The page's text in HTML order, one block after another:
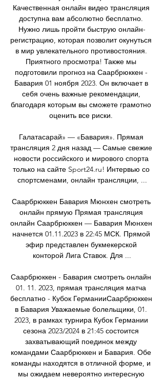
Качественная онлайн видео трансляция
доступна вам абсолютно бесплатно.
Нужно лишь пройти быструю онлайн-
регистрацию, которая позволит окунуться
в мир увлекательного противостояния.
Приятного просмотра! Также мы
подготовили прогноз на Саарбрюккен -
Бавария 01 ноября 2023. Он включает в
себя очень важные рекомендации,
благодаря которым вы сможете грамотно
оценить все риски.
Галатасарай» — «Бавария». Прямая
трансляция 2 дня назад — Самые свежие
новости российского и мирового спорта
только на сайте Sport24.ru! Интервью со
спортсменами, онлайн трансляции, ...
Саарбрюккен Бавария Мюнхен смотреть
онлайн прямую Прямая трансляция
онлайн Саарбрюккен — Бавария Мюнхен
начнется 01.11.2023 в 22:45 МСК. Прямой
эфир представлен букмекерской
конторой Лига Ставок. Для ...
Саарбрюккен - Бавария смотреть онлайн
01. 11. 2023, прямая трансляция матча
бесплатно - Кубок ГерманииСаарбрюккен
в Бавария Уважаемые болельщики, 01.
2023, в рамках турнира Кубок Германии
сезона 2023/2024 в 21:45 состоится
захватывающий поединок между
командами Саарбрюккен и Бавария. Обе
команды находятся в отличной форме, и
мы ожидаем невероятно интересную